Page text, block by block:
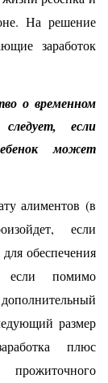
На решение
заработок
о временном
если
может
алиментов (в
если
обеспечения
если помимо
размер
плюс